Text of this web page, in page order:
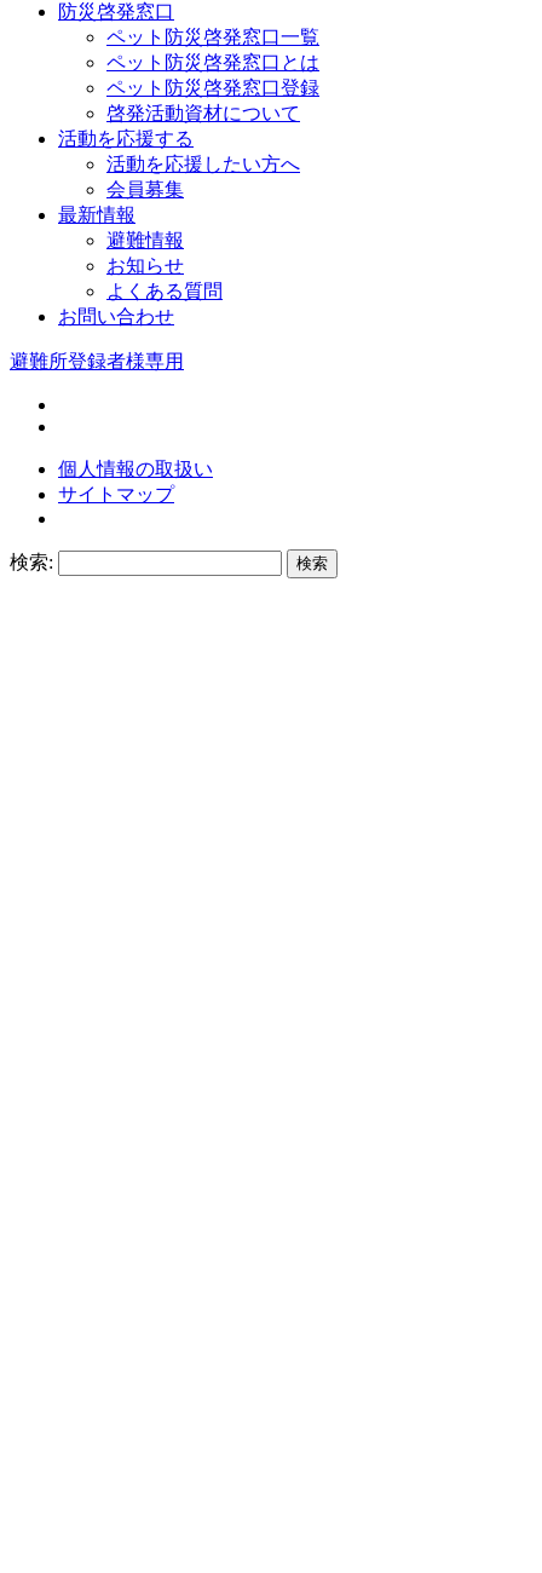
防災啓発窓口
ペット防災啓発窓口一覧
ペット防災啓発窓口とは
ペット防災啓発窓口登録
啓発活動資材について
活動を応援する
活動を応援したい方へ
会員募集
最新情報
避難情報
お知らせ
よくある質問
お問い合わせ
避難所登録者様専用
個人情報の取扱い
サイトマップ
検索: